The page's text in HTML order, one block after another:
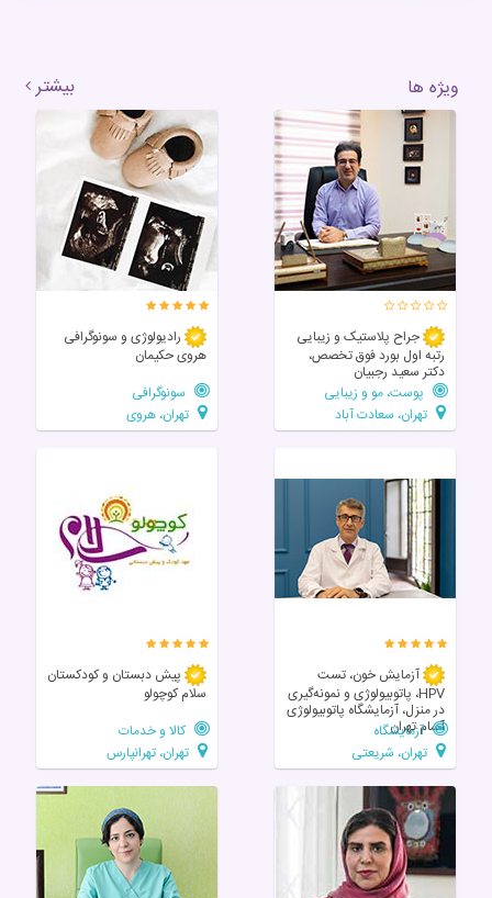
ویژه ها بیشتر
جراح پلاستیک و زیبایی
رتبه اول بورد فوق تخصص،
دکتر سعید رجبیان
پوست، مو و زیبایی
تهران، سعادت آباد
رادیولوژی و سونوگرافی
هروی حکیمان
سونوگرافی
تهران، هروی
آزمایش خون، تست
HPV، پاتوبیولوژی و نمونه‌گیری
در منزل، آزمایشگاه پاتوبیولوژی
آسام تهران
آزمایشگاه
تهران، شریعتی
پیش دبستان و کودکستان
سلام کوچولو
کالا و خدمات
تهران، تهرانپارس